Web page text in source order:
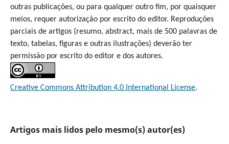
outras publicações, ou para qualquer outro fim, por quaisquer
meios, requer autorização por escrito do editor. Reproduções
parciais de artigos (resumo, abstract, mais de 500 palavras de
texto, tabelas, figuras e outras ilustrações) deverão ter
permissão por escrito do editor e dos autores.
Creative Commons Attribution 4.0 International License.
Artigos mais lidos pelo mesmo(s) autor(es)